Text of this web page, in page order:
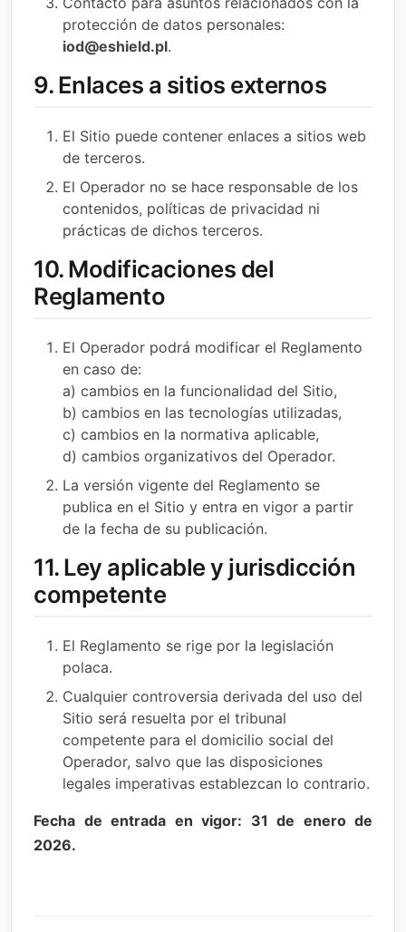
protección de datos personales:
iod@eshield.pl.
9. Enlaces a sitios externos
El Sitio puede contener enlaces a sitios web
de terceros.
El Operador no se hace responsable de los
contenidos, políticas de privacidad ni
prácticas de dichos terceros.
10. Modificaciones del
Reglamento
El Operador podrá modificar el Reglamento
en caso de:
a) cambios en la funcionalidad del Sitio,
b) cambios en las tecnologías utilizadas,
c) cambios en la normativa aplicable,
d) cambios organizativos del Operador.
La versión vigente del Reglamento se
publica en el Sitio y entra en vigor a partir
de la fecha de su publicación.
11. Ley aplicable y jurisdicción
competente
El Reglamento se rige por la legislación
polaca.
Cualquier controversia derivada del uso del
Sitio será resuelta por el tribunal
competente para el domicilio social del
Operador, salvo que las disposiciones
legales imperativas establezcan lo contrario.
Fecha de entrada en vigor: 31 de enero de
2026.